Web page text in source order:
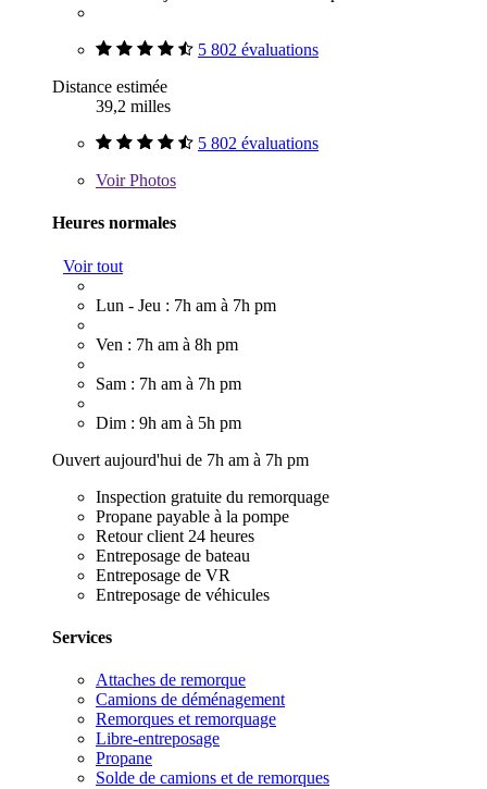
5 802 évaluations
Distance estimée
39,2 milles
5 802 évaluations
VoirPhotos
Heures normales
Voir tout
Lun - Jeu : 7h am à 7h pm
Ven : 7h am à 8h pm
Sam : 7h am à 7h pm
Dim : 9h am à 5h pm
Ouvert aujourd'hui de 7h am à 7h pm
Inspection gratuite du remorquage
Propane payable à la pompe
Retour client 24 heures
Entreposage de bateau
Entreposage de VR
Entreposage de véhicules
Services
Attaches de remorque
Camions de déménagement
Remorques et remorquage
Libre-entreposage
Propane
Solde de camions et de remorques